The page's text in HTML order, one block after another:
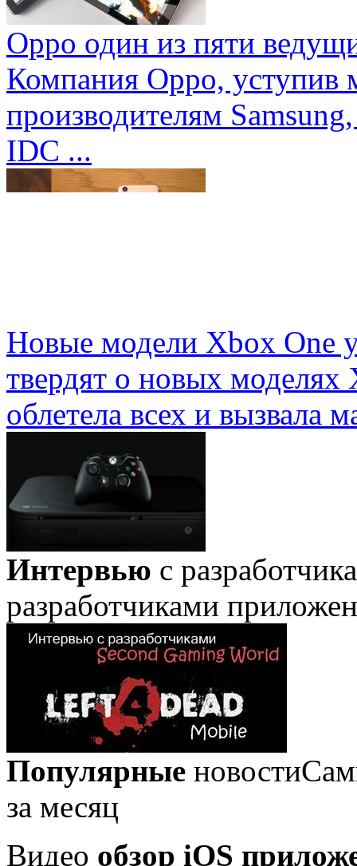
Oppo один из пяти
Компания Oppo, уступив
производителям
IDC ...
Новые модели Xbox One
твердят о новых
облетела всех и вызвала
Интервью с
разработчиками
Популярные новости
за месяц
Видео обзор iOS